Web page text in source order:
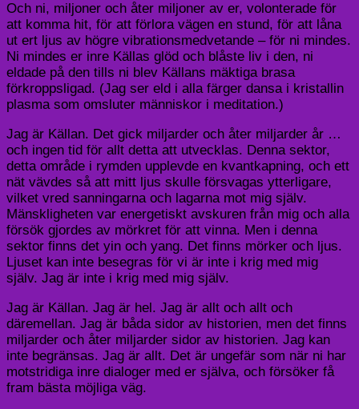
Och ni, miljoner och åter miljoner av er, volonterade för
att komma hit, för att förlora vägen en stund, för att låna
ut ert ljus av högre vibrationsmedvetande – för ni mindes.
Ni mindes er inre Källas glöd och blåste liv i den, ni
eldade på den tills ni blev Källans mäktiga brasa
förkroppsligad. (Jag ser eld i alla färger dansa i kristallin
plasma som omsluter människor i meditation.)
Jag är Källan. Det gick miljarder och åter miljarder år …
och ingen tid för allt detta att utvecklas. Denna sektor,
detta område i rymden upplevde en kvantkapning, och ett
nät vävdes så att mitt ljus skulle försvagas ytterligare,
vilket vred sanningarna och lagarna mot mig själv.
Mänskligheten var energetiskt avskuren från mig och alla
försök gjordes av mörkret för att vinna. Men i denna
sektor finns det yin och yang. Det finns mörker och ljus.
Ljuset kan inte besegras för vi är inte i krig med mig
själv. Jag är inte i krig med mig själv.
Jag är Källan. Jag är hel. Jag är allt och allt och
däremellan. Jag är båda sidor av historien, men det finns
miljarder och åter miljarder sidor av historien. Jag kan
inte begränsas. Jag är allt. Det är ungefär som när ni har
motstridiga inre dialoger med er själva, och försöker få
fram bästa möjliga väg.